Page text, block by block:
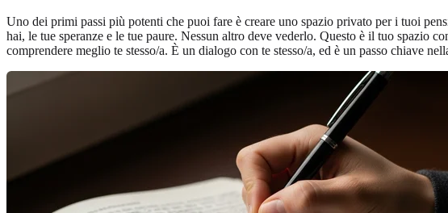
Uno dei primi passi più potenti che puoi fare è creare uno spazio privato per i tuoi
hai, le tue speranze e le tue paure. Nessun altro deve vederlo. Questo è il tuo spazio
comprendere meglio te stesso/a. È un dialogo con te stesso/a, ed è un passo chiave